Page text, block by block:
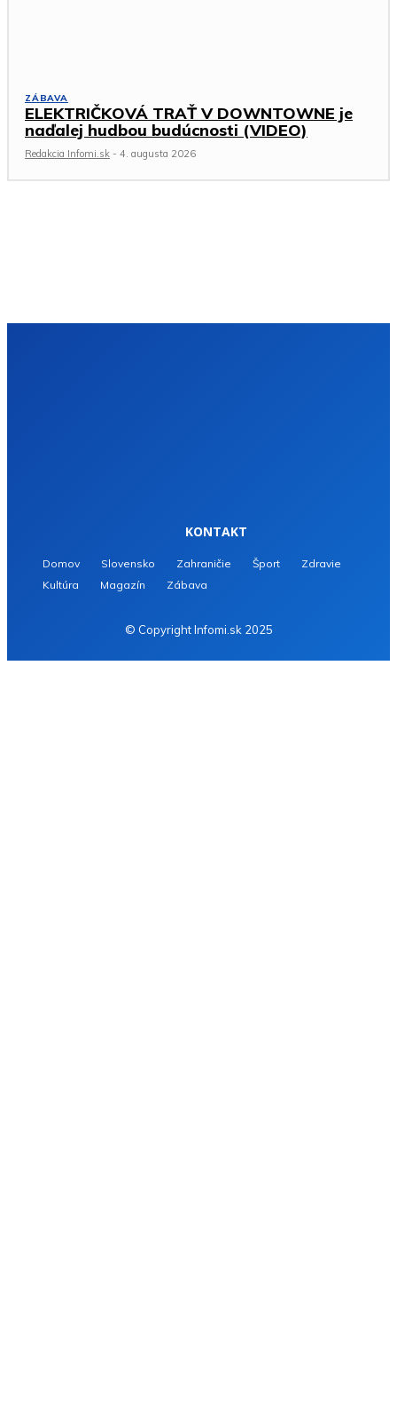
ZÁBAVA
ELEKTRIČKOVÁ TRAŤ V DOWNTOWNE je
naďalej hudbou budúcnosti (VIDEO)
Redakcia Infomi.sk - 4. augusta 2026
KONTAKT
Domov Slovensko Zahraničie Šport
Zdravie
Kultúra
Magazín Zábava
© Copyright Infomi.sk 2025